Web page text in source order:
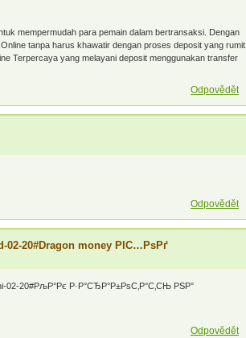
mempermudah para pemain dalam bertransaksi. Dengan
tanpa harus khawatir dengan proses deposit yang rumit.
Terpercaya yang melayani deposit menggunakan transfer
Odpovědět
Odpovědět
02-20#Dragon money РІС…РѕРґ
02-20#РљР°Рє Р·Р°СЂР°Р±РѕС‚Р°С‚СЊ РЅР°
Odpovědět